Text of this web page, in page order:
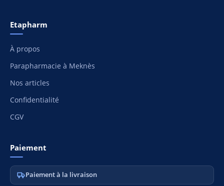
Etapharm
À propos
Parapharmacie à Meknès
Nos articles
Confidentialité
CGV
Paiement
Paiement à la livraison